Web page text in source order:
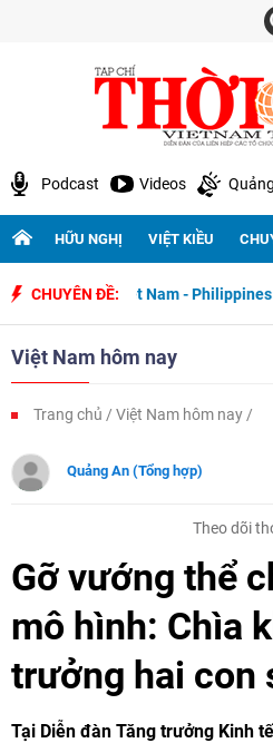
Podcast Videos
HỮU NGHỊ VIỆT KIỀU
CHUYÊN ĐỀ:
Việt Nam - Philippines 500
Việt Nam hôm nay
Trang chủ Việt Nam hôm nay
Quảng An (Tổng hợp)
Theo dõi
Gỡ vướng thể
mô hình: Chìa
trưởng hai con
Tại Diễn đàn Tăng trưởng Kinh